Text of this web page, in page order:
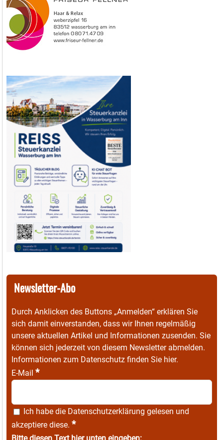
Newsletter-Abo
Durch Anklicken des Buttons „Anmelden“ erklären Sie
sich damit einverstanden, dass wir Ihnen regelmäßig
unsere aktuellen Artikel und Informationen zusenden. Sie
können sich jederzeit von diesem Newsletter abmelden.
Informationen zum Datenschutz finden Sie hier.
E-Mail *
Ich habe die Datenschutzerklärung gelesen und
akzeptiere diese. *